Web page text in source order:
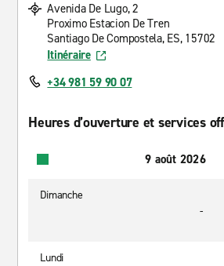
Avenida De Lugo, 2
Proximo Estacion De Tren
Santiago De Compostela, ES, 15702
Itinéraire
+34 981 59 90 07
Heures d’ouverture et services
9 août 2026
Dimanche
-
Lundi